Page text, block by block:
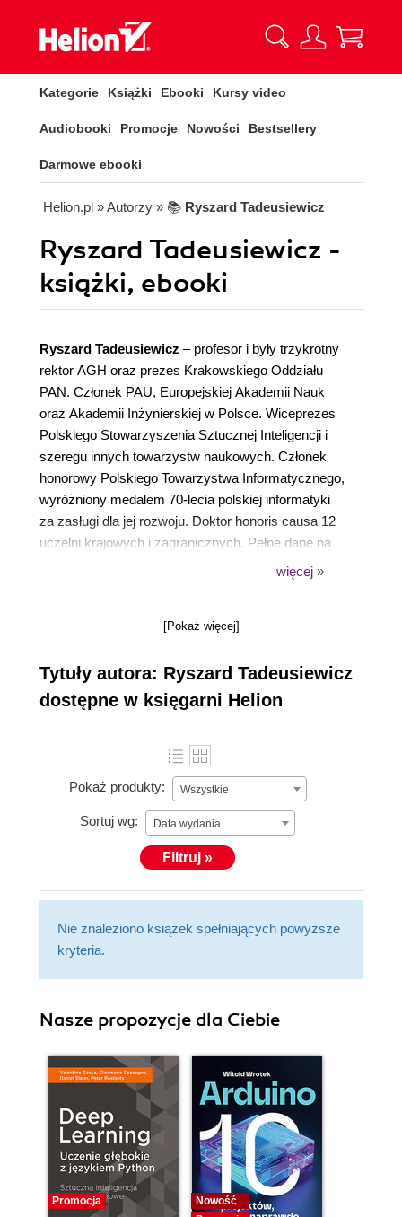
Kategorie Książki Ebooki Kursy video
Audiobooki Promocje Nowości Bestsellery
Darmowe ebooki
Helion.pl » Autorzy » 📚 Ryszard Tadeusiewicz
Ryszard Tadeusiewicz -
książki, ebooki
Ryszard Tadeusiewicz – profesor i były trzykrotny
rektor AGH oraz prezes Krakowskiego Oddziału
PAN. Członek PAU, Europejskiej Akademii Nauk
oraz Akademii Inżynierskiej w Polsce. Wiceprezes
Polskiego Stowarzyszenia Sztucznej Inteligencji i
szeregu innych towarzystw naukowych. Członek
honorowy Polskiego Towarzystwa Informatycznego,
wyróżniony medalem 70-lecia polskiej informatyki
za zasługi dla jej rozwoju. Doktor honoris causa 12
uczelni krajowych i zagranicznych. Pełne dane na
więcej »
[Pokaż więcej]
Tytuły autora: Ryszard Tadeusiewicz
dostępne w księgarni Helion
Pokaż produkty: Wszystkie
Sortuj wg: Data wydania
Filtruj »
Nie znaleziono książek spełniających powyższe
kryteria.
Nasze propozycje dla Ciebie
Promocja
Nowość